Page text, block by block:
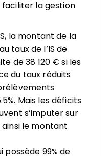
la gestion
la montant de la
taux de l’IS de
de 38 120 € si les
du taux réduits
Mais les déficits
s’imputer sur
le montant
possède 99% de